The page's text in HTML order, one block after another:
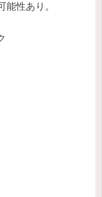
能性あり。